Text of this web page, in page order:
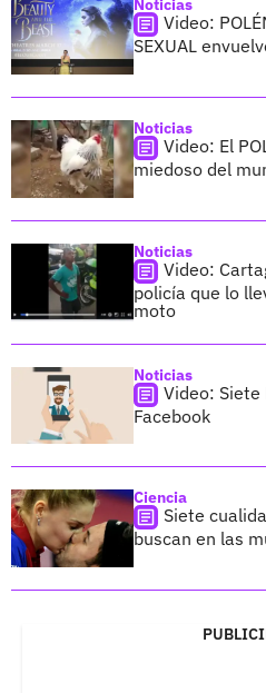
Video:
SEXUAL
Noticias
Video: El
miedoso del
Noticias
Video:
policía que lo
moto
Noticias
Video: Siete
Facebook
Ciencia
Siete
buscan en las